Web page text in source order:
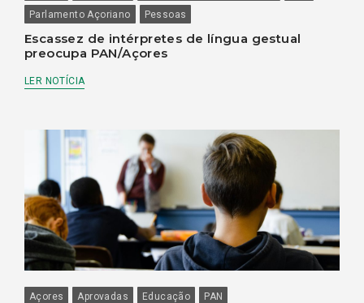
Parlamento Açoriano
Pessoas
Escassez de intérpretes de língua gestual
preocupa PAN/Açores
LER NOTÍCIA
Açores Aprovadas Educação
PAN